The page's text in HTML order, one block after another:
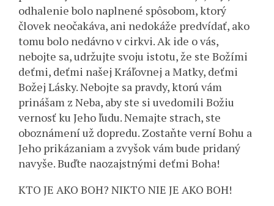
odhalenie bolo naplnené spôsobom, ktorý
človek neočakáva, ani nedokáže predvídať, ako
tomu bolo nedávno v cirkvi. Ak ide o vás,
nebojte sa, udržujte svoju istotu, že ste Božími
deťmi, deťmi našej Kráľovnej a Matky, deťmi
Božej Lásky. Nebojte sa pravdy, ktorú vám
prinášam z Neba, aby ste si uvedomili Božiu
vernosť ku Jeho ľudu. Nemajte strach, ste
oboznámení už dopredu. Zostaňte verní Bohu a
Jeho prikázaniam a zvyšok vám bude pridaný
navyše. Buďte naozajstnými deťmi Boha!
KTO JE AKO BOH? NIKTO NIE JE AKO BOH!